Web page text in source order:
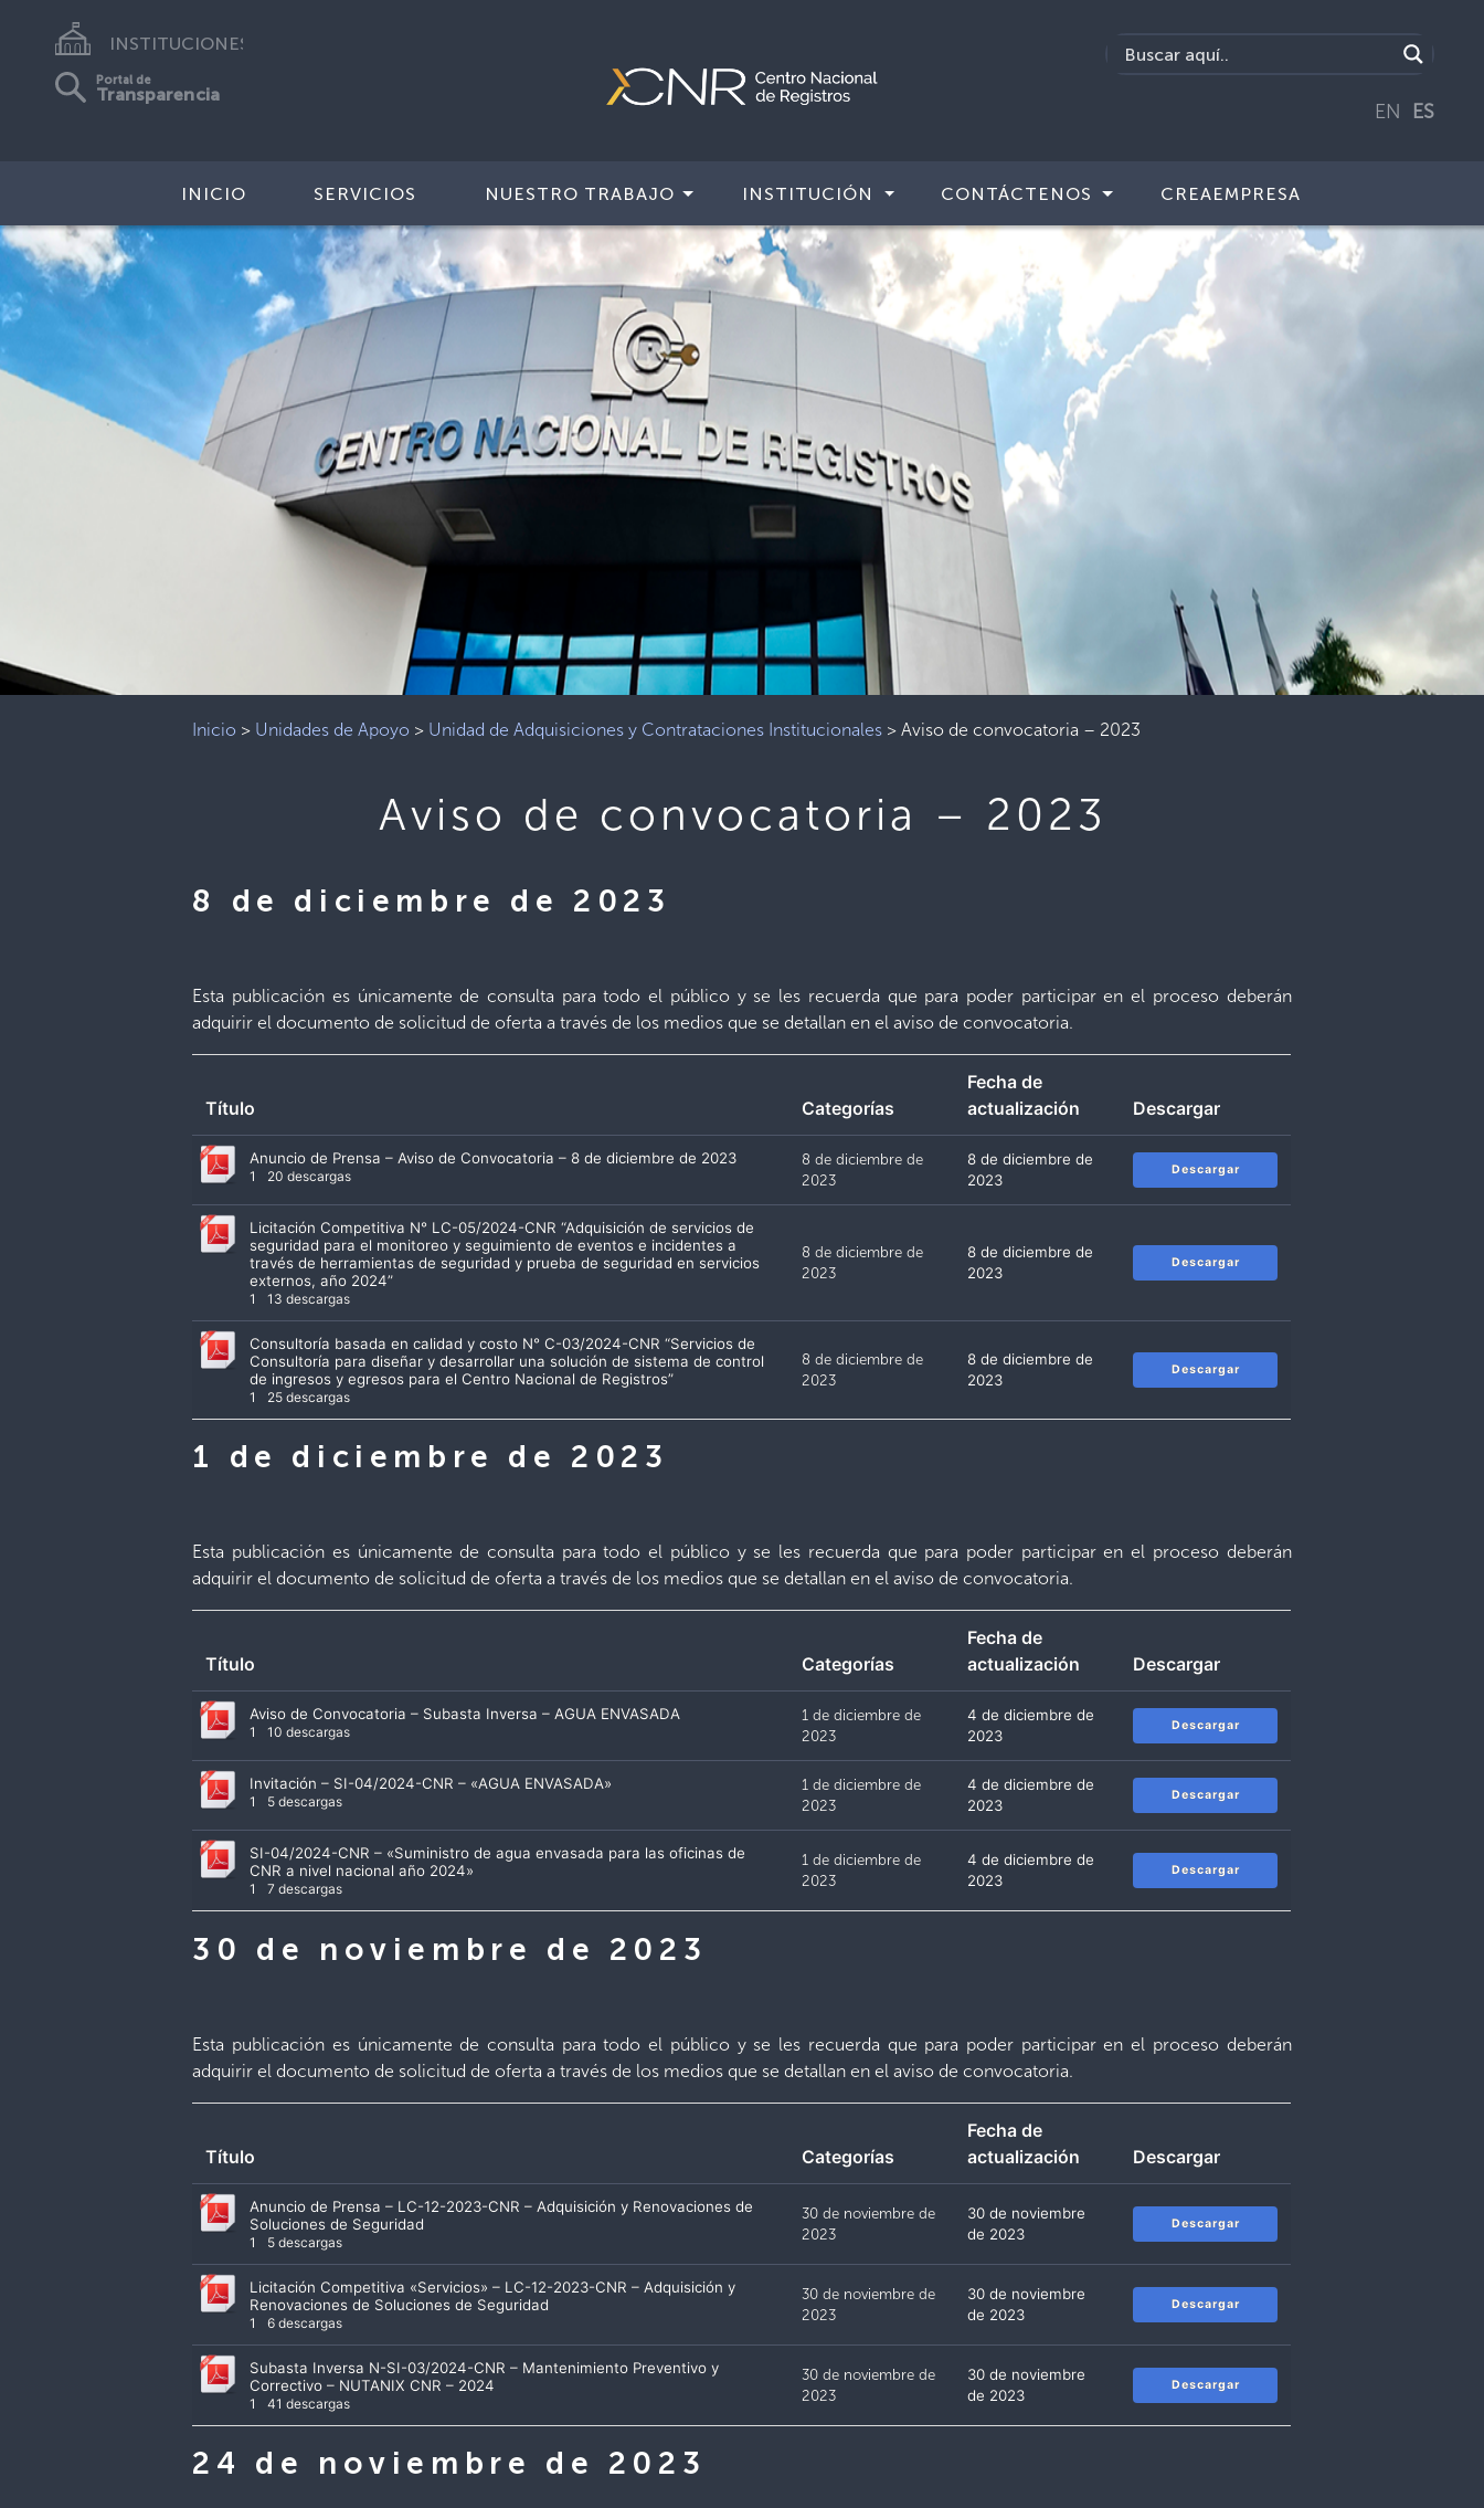
INSTITUCIONES
Portal de
Transparencia
EN ES
INICIO SERVICIOS NUESTRO TRABAJO INSTITUCIÓN CONTÁCTENOS CREAEMPRESA
Inicio > Unidades de Apoyo > Unidad de Adquisiciones y Contrataciones Institucionales >Aviso de convocatoria – 2023
Aviso de convocatoria – 2023
8 de diciembre de 2023
Esta publicación es únicamente de consulta para todo el público y se les recuerda que para poder participar en el proceso deberán
adquirir el documento de solicitud de oferta a través de los medios que se detallan en el aviso de convocatoria.
Título Categorías
Fecha de
actualización
Descargar
Anuncio de Prensa – Aviso de Convocatoria – 8 de diciembre de 2023
1 20 descargas
8 de diciembre de
2023
8 de diciembre de
2023
Descargar
Licitación Competitiva N° LC-05/2024-CNR “Adquisición de servicios de
seguridad para el monitoreo y seguimiento de eventos e incidentes a
través de herramientas de seguridad y prueba de seguridad en servicios
externos, año 2024”
1 13 descargas
8 de diciembre de
2023
8 de diciembre de
2023
Descargar
Consultoría basada en calidad y costo N° C-03/2024-CNR “Servicios de
Consultoría para diseñar y desarrollar una solución de sistema de control
de ingresos y egresos para el Centro Nacional de Registros”
1 25 descargas
8 de diciembre de
2023
8 de diciembre de
2023
Descargar
1 de diciembre de 2023
Esta publicación es únicamente de consulta para todo el público y se les recuerda que para poder participar en el proceso deberán
adquirir el documento de solicitud de oferta a través de los medios que se detallan en el aviso de convocatoria.
Título Categorías
Fecha de
actualización
Descargar
Aviso de Convocatoria – Subasta Inversa – AGUA ENVASADA
1 10 descargas
1 de diciembre de
2023
4 de diciembre de
2023
Descargar
Invitación – SI-04/2024-CNR – «AGUA ENVASADA»
1 5 descargas
1 de diciembre de
2023
4 de diciembre de
2023
Descargar
SI-04/2024-CNR – «Suministro de agua envasada para las oficinas de
CNR a nivel nacional año 2024»
1 7 descargas
1 de diciembre de
2023
4 de diciembre de
2023
Descargar
30 de noviembre de 2023
Esta publicación es únicamente de consulta para todo el público y se les recuerda que para poder participar en el proceso deberán
adquirir el documento de solicitud de oferta a través de los medios que se detallan en el aviso de convocatoria.
Título Categorías
Fecha de
actualización
Descargar
Anuncio de Prensa – LC-12-2023-CNR – Adquisición y Renovaciones de
Soluciones de Seguridad
1 5 descargas
30 de noviembre de
2023
30 de noviembre
de 2023
Descargar
Licitación Competitiva «Servicios» – LC-12-2023-CNR – Adquisición y
Renovaciones de Soluciones de Seguridad
1 6 descargas
30 de noviembre de
2023
30 de noviembre
de 2023
Descargar
Subasta Inversa N-SI-03/2024-CNR – Mantenimiento Preventivo y
Correctivo – NUTANIX CNR – 2024
1 41 descargas
30 de noviembre de
2023
30 de noviembre
de 2023
Descargar
24 de noviembre de 2023